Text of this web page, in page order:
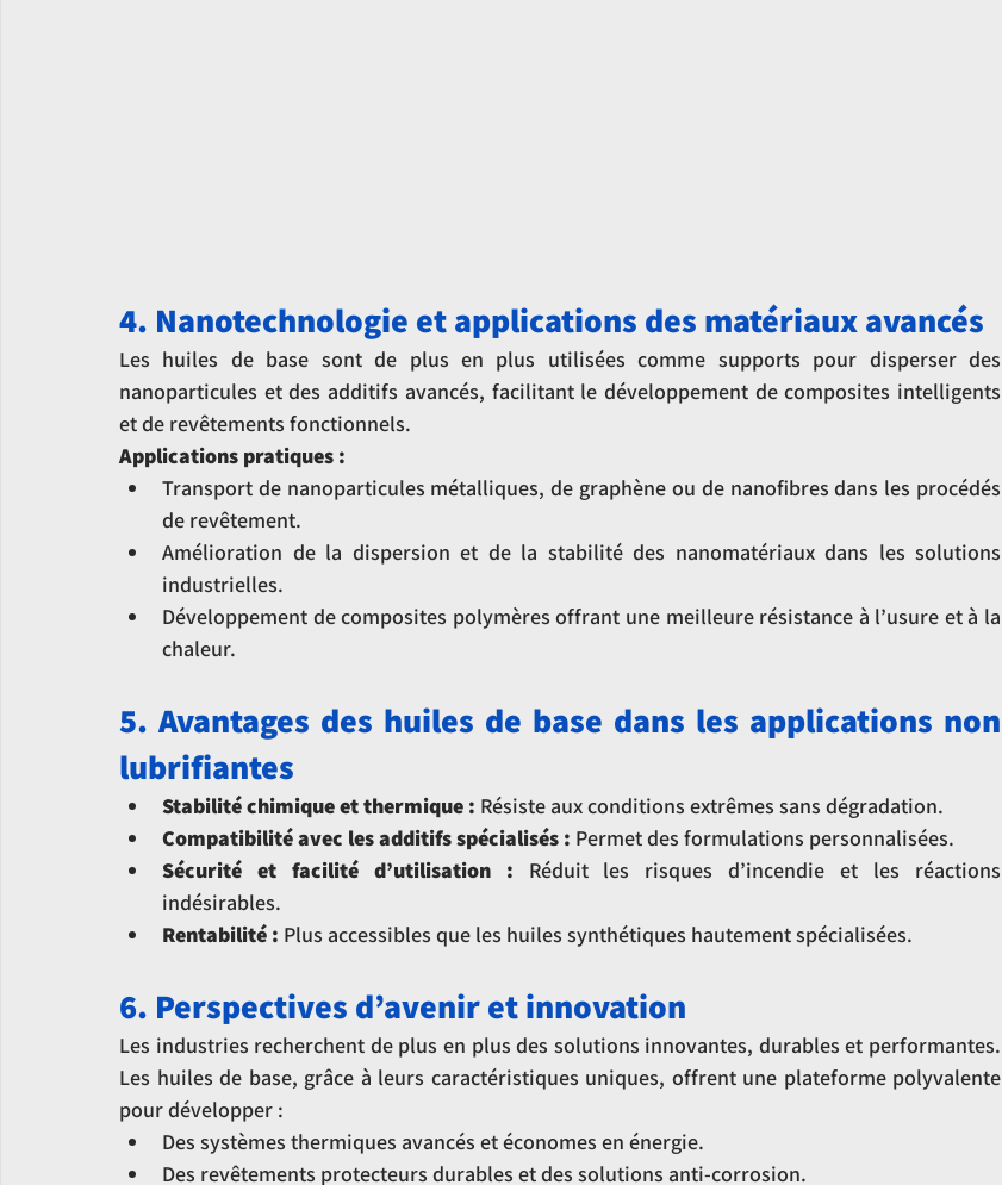
4. Nanotechnologie et applications des matériaux avancés
Les huiles de base sont de plus en plus utilisées comme supports pour disperser des
nanoparticules et des additifs avancés, facilitant le développement de composites intelligents
et de revêtements fonctionnels.
Applications pratiques :
Transport de nanoparticules métalliques, de graphène ou de nanofibres dans les procédés
de revêtement.
Amélioration de la dispersion et de la stabilité des nanomatériaux dans les solutions
industrielles.
Développement de composites polymères offrant une meilleure résistance à l’usure et à la
chaleur.
5. Avantages des huiles de base dans les applications non
lubrifiantes
Stabilité chimique et thermique : Résiste aux conditions extrêmes sans dégradation.
Compatibilité avec les additifs spécialisés : Permet des formulations personnalisées.
Sécurité et facilité d’utilisation : Réduit les risques d’incendie et les réactions
indésirables.
Rentabilité : Plus accessibles que les huiles synthétiques hautement spécialisées.
6. Perspectives d’avenir et innovation
Les industries recherchent de plus en plus des solutions innovantes, durables et performantes.
Les huiles de base, grâce à leurs caractéristiques uniques, offrent une plateforme polyvalente
pour développer :
Des systèmes thermiques avancés et économes en énergie.
Des revêtements protecteurs durables et des solutions anti-corrosion.